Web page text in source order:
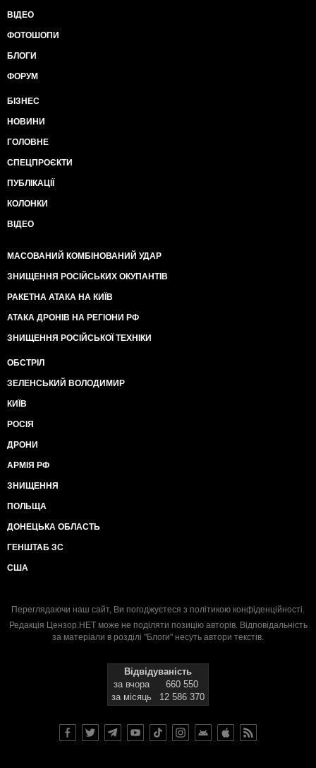
ВІДЕО
ФОТОШОПИ
БЛОГИ
ФОРУМ
БІЗНЕС
НОВИНИ
ГОЛОВНЕ
СПЕЦПРОЄКТИ
ПУБЛІКАЦІЇ
КОЛОНКИ
ВІДЕО
МАСОВАНИЙ КОМБІНОВАНИЙ УДАР
ЗНИЩЕННЯ РОСІЙСЬКИХ ОКУПАНТІВ
РАКЕТНА АТАКА НА КИЇВ
АТАКА ДРОНІВ НА РЕГІОНИ РФ
ЗНИЩЕННЯ РОСІЙСЬКОЇ ТЕХНІКИ
ОБСТРІЛ
ЗЕЛЕНСЬКИЙ ВОЛОДИМИР
КИЇВ
РОСІЯ
ДРОНИ
АРМІЯ РФ
ЗНИЩЕННЯ
ПОЛЬЩА
ДОНЕЦЬКА ОБЛАСТЬ
ГЕНШТАБ ЗС
США
Переглядаючи наш сайт, Ви погоджуєтеся з політикою конфіденційності.
Редакція Цензор.НЕТ може не поділяти позицію авторів. Відповідальність
за матеріали в розділі "Блоги" несуть автори текстів.
Відвідуваність
за вчора
660 550
за місяць
12 586 370